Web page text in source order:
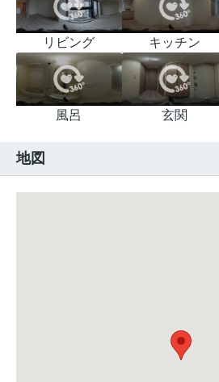
リビング キッチン
風呂 玄関
地図